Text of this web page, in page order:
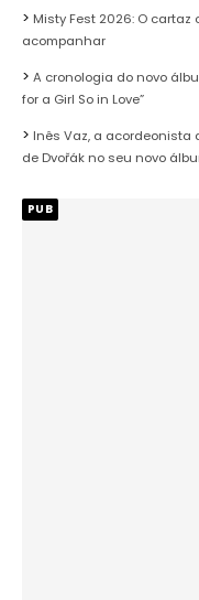
Misty Fest 2026: O
acompanhar
A cronologia do novo
for a Girl So in Love”
Inês Vaz, a
de Dvořák no seu novo
PUB